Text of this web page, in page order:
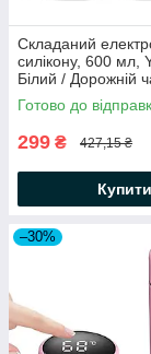
Складаний
силікону, 600 мл,
Білий / Дорожній
електричний
Готово до
299 ₴ 427,15 ₴
Купити
–30%